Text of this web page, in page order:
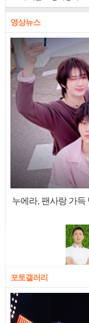
영상뉴스
누에라, 팬사랑 가득
포토갤러리